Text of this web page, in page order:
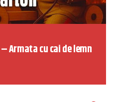
– Armata cu cai de lemn